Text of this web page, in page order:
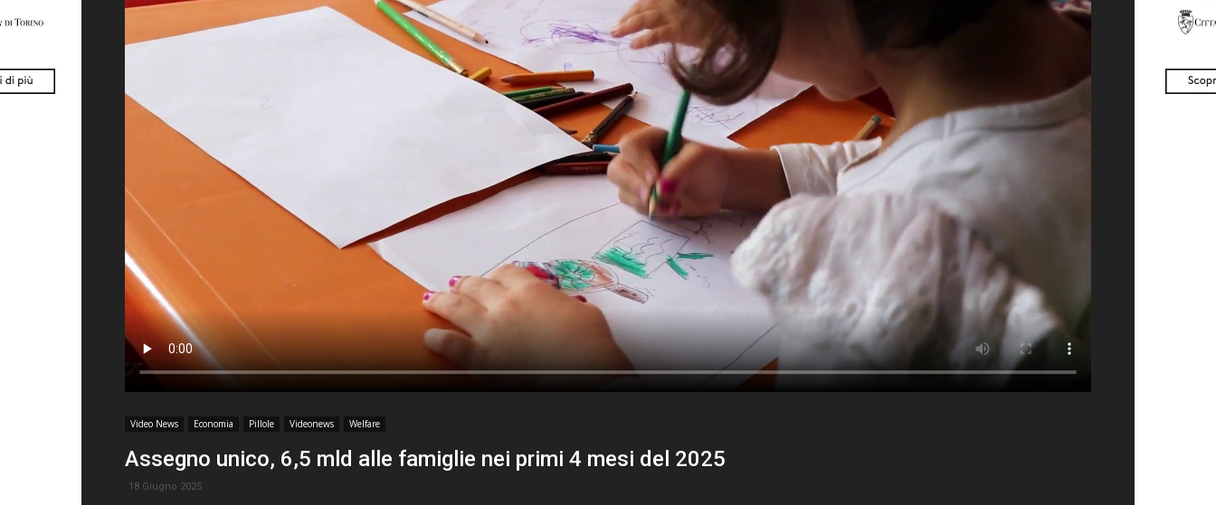
Video News Economia Pillole Videonews Welfare
Assegno unico, 6,5 mld alle famiglie nei primi 4 mesi del 2025
18 Giugno 2025